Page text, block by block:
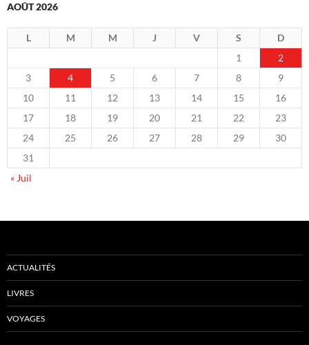
AOÛT 2026
L M M J V S
D
1
2
3
4 5 6 7 8
9
10
11 12 13 14 15
16
17
18 19 20 21 22
23
24
25 26 27 28 29
30
31
« Juil
ACTUALITÉS
LIVRES
VOYAGES